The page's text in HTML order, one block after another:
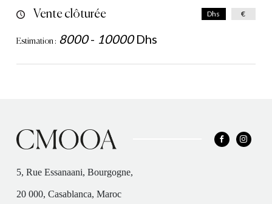
Vente clôturée
Estimation : 8000- 10000 Dhs
Dhs €
5, Rue Essanaani, Bourgogne,
20 000, Casablanca, Maroc